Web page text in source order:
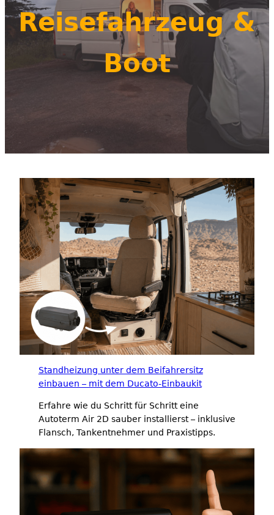
Reisefahrzeug &
Boot
Standheizung unter dem Beifahrersitz
einbauen – mit dem Ducato-Einbaukit
Erfahre wie du Schritt für Schritt eine
Autoterm Air 2D sauber installierst – inklusive
Flansch, Tankentnehmer und Praxistipps.